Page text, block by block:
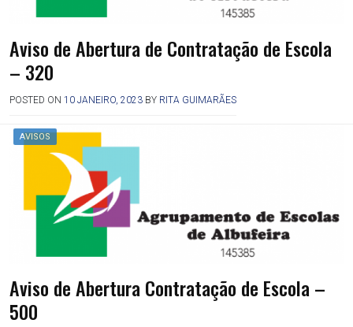
Aviso de Abertura de Contratação de Escola
– 320
POSTED ON 10 JANEIRO, 2023 BY RITA GUIMARÃES
AVISOS
Aviso de Abertura Contratação de Escola –
500